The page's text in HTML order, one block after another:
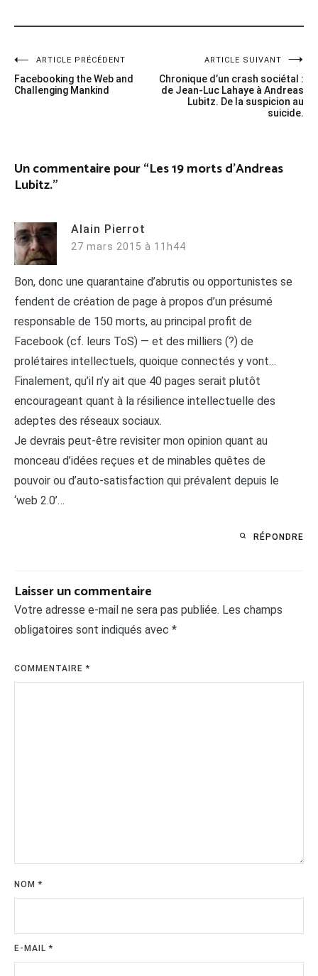
Navigation
de
ARTICLE PRÉCÉDENT
Facebooking the Web and
Challenging Mankind
ARTICLE SUIVANT
Chronique d’un crash sociétal :
de Jean-Luc Lahaye à Andreas
Lubitz. De la suspicion au
suicide.
Un commentaire pour “Les 19 morts d’Andreas
Lubitz.”
Alain Pierrot
27 mars 2015 à 11h44
Bon, donc une quarantaine d’abrutis ou opportunistes se
fendent de création de page à propos d’un présumé
responsable de 150 morts, au principal profit de
Facebook (cf. leurs ToS) — et des milliers (?) de
prolétaires intellectuels, quoique connectés y vont…
Finalement, qu’il n’y ait que 40 pages serait plutôt
encourageant quant à la résilience intellectuelle des
adeptes des réseaux sociaux.
Je devrais peut-être revisiter mon opinion quant au
monceau d’idées reçues et de minables quêtes de
pouvoir ou d’auto-satisfaction qui prévalent depuis le
‘web 2.0’…
RÉPONDRE
Laisser un commentaire
Votre adresse e-mail ne sera pas publiée. Les champs
obligatoires sont indiqués avec *
COMMENTAIRE*
NOM*
E-MAIL*